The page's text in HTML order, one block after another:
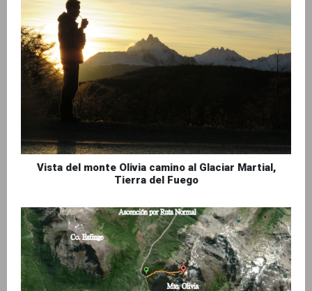
Vista del monte Olivia camino al Glaciar Martial,
Tierra del Fuego